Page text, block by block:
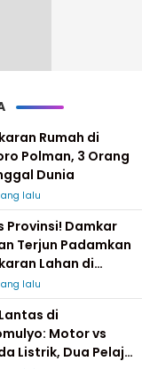
Rumah di
Polman, 3 Orang
Dunia
lalu
Provinsi! Damkar
Terjun Padamkan
Lahan di
lalu
di
Motor vs
Listrik, Dua Pelajar